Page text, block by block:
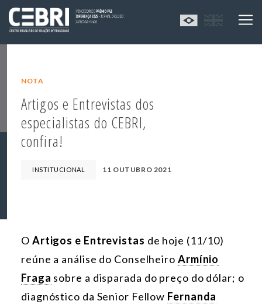
NOTA
Artigos e Entrevistas dos
especialistas do CEBRI,
confira!
INSTITUCIONAL 11 OUTUBRO 2021
O Artigos e Entrevistas de hoje (11/10)
reúne a análise do Conselheiro Armínio
Fraga sobre a disparada do preço do dólar; o
diagnóstico da Senior Fellow Fernanda